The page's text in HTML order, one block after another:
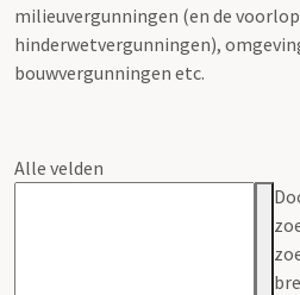
milieuvergunningen (en de
hinderwetvergunningen),
bouwvergunningen etc.
Alle velden